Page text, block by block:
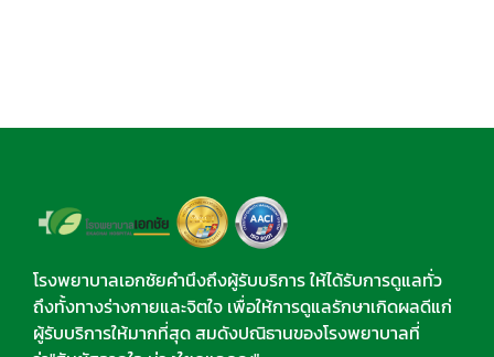
โรงพยาบาลเอกชัยคำนึงถึงผู้รับบริการ ให้ได้รับการดูแลทั่ว
ถึงทั้งทางร่างกายและจิตใจ เพื่อให้การดูแลรักษาเกิดผลดีแก่
ผู้รับบริการให้มากที่สุด สมดังปณิธานของโรงพยาบาลที่